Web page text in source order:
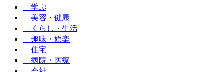
学ぶ
美容・健康
くらし・生活
趣味・娯楽
住宅
病院・医療